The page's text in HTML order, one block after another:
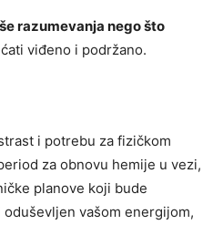
razumevanja nego što
viđeno i podržano.
i potrebu za fizičkom
za obnovu hemije u vezi,
planove koji bude
vašom energijom,